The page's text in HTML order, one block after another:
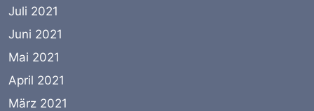
Juli 2021
Juni 2021
Mai 2021
April 2021
März 2021